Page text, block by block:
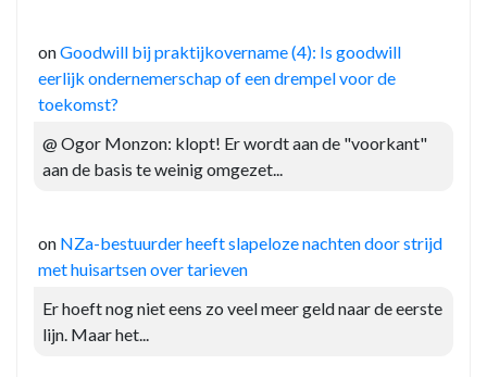
onGoodwill bij praktijkovername (4): Is goodwill
eerlijk ondernemerschap of een drempel voor de
toekomst?
@ Ogor Monzon: klopt! Er wordt aan de "voorkant"
aan de basis te weinig omgezet...
on NZa-bestuurder heeft slapeloze nachten door strijd
met huisartsen over tarieven
Er hoeft nog niet eens zo veel meer geld naar de eerste
lijn. Maar het...